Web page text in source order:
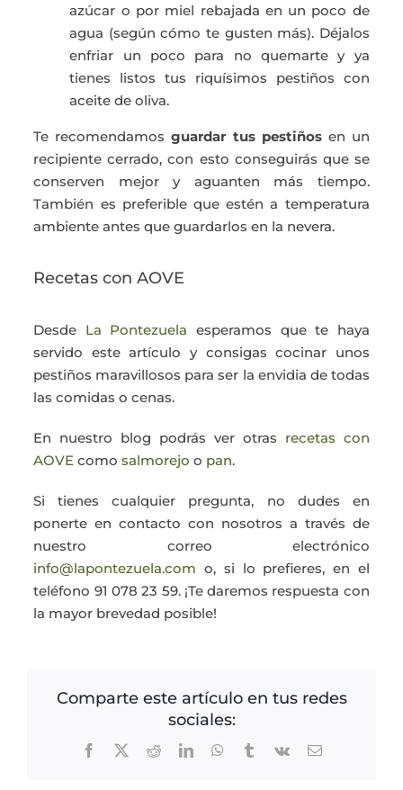
azúcar o por miel rebajada en un poco de
agua (según cómo te gusten más). Déjalos
enfriar un poco para no quemarte y ya
tienes listos tus riquísimos pestiños con
aceite de oliva.
Te recomendamosguardar tus pestiñosen un
recipiente cerrado, con esto conseguirás que se
conserven mejor y aguanten más tiempo.
También es preferible que estén a temperatura
ambiente antes que guardarlos en la nevera.
Recetas con AOVE
Desde La Pontezuela esperamos que te haya
servido este artículo y consigas cocinar unos
pestiños maravillosos para ser la envidia de todas
las comidas o cenas.
En nuestro blog podrás ver otras recetas con
AOVE comosalmorejoo pan.
Si tienes cualquier pregunta, no dudes en
ponerte en contacto con nosotros a través de
nuestro correo electrónico
info@lapontezuela.com o, si lo prefieres, en el
teléfono 91 078 23 59. ¡Te daremos respuesta con
la mayor brevedad posible!
Comparte este artículo en tus redes
sociales:
Facebook
X RedditLinkedInWhatsApp
TumblrVk
Correo